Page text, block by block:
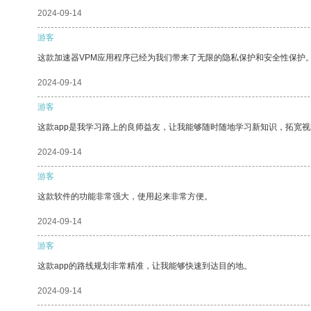
2024-09-14
游客
这款加速器VPM应用程序已经为我们带来了无限的隐私保护和安全性保护
2024-09-14
游客
这款app是我学习路上的良师益友，让我能够随时随地学习新知识，拓宽
2024-09-14
游客
这款软件的功能非常强大，使用起来非常方便。
2024-09-14
游客
这款app的路线规划非常精准，让我能够快速到达目的地。
2024-09-14